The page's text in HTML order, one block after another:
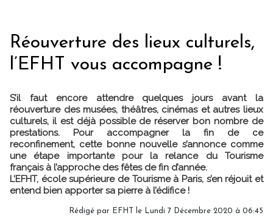
Réouverture des lieux culturels,
l’EFHT vous accompagne !
S’il faut encore attendre quelques jours avant la
réouverture des musées, théâtres, cinémas et autres lieux
culturels, il est déjà possible de réserver bon nombre de
prestations. Pour accompagner la fin de ce
reconfinement, cette bonne nouvelle s’annonce comme
une étape importante pour la relance du Tourisme
français à l’approche des fêtes de fin d’année.
L’EFHT, école supérieure de Tourisme à Paris, s’en réjouit et
entend bien apporter sa pierre à l’édifice !
Rédigé par EFHT le Lundi 7 Décembre 2020 à 06:45